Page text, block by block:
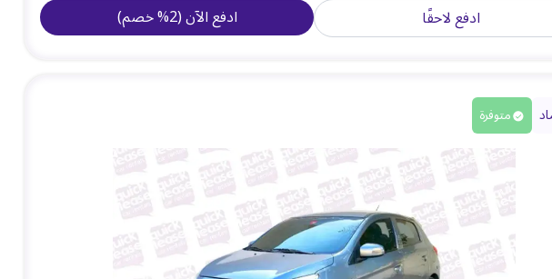
ادفع لاحقًا ادفع الآن(
2
%خصم)
متوفرة